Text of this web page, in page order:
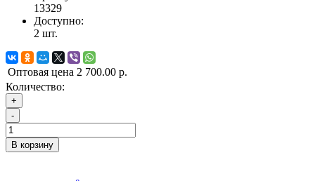
13329
Доступно:
2 шт.
Оптовая цена 2 700.00 р.
Количество:
+
-
В корзину